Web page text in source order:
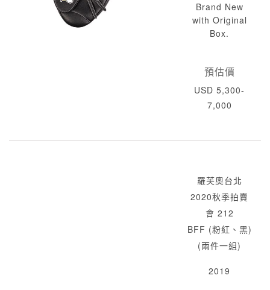
Brand New
with Original
Box.
預估價
USD 5,300-
7,000
羅芙奧台北
2020秋季拍賣
會 212
BFF (粉紅、黑)
(兩件一組)
2019